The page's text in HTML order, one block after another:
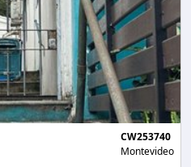
CW253740
Montevideo